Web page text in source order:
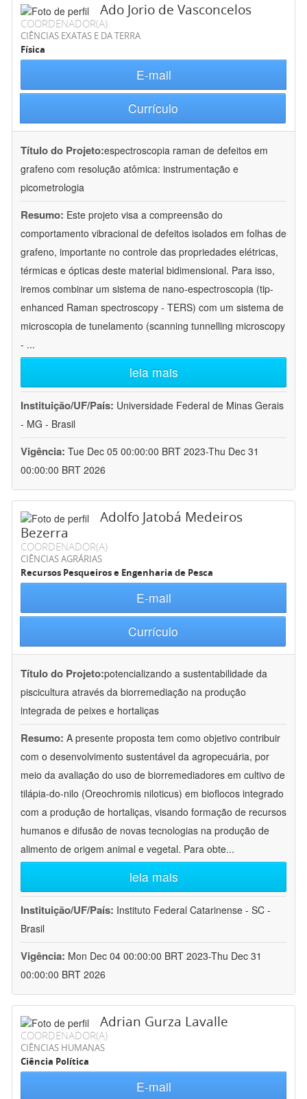
Ado Jorio de Vasconcelos
COORDENADOR(A)
CIÊNCIAS EXATAS E DA TERRA
Física
E-mail
Currículo
Título do Projeto:espectroscopia raman de defeitos em
grafeno com resolução atômica: instrumentação e
picometrologia
Resumo: Este projeto visa a compreensão do
comportamento vibracional de defeitos isolados em folhas de
grafeno, importante no controle das propriedades elétricas,
térmicas e ópticas deste material bidimensional. Para isso,
iremos combinar um sistema de nano-espectroscopia (tip-
enhanced Raman spectroscopy - TERS) com um sistema de
microscopia de tunelamento (scanning tunnelling microscopy
- ...
leia mais
Instituição/UF/País: Universidade Federal de Minas Gerais
- MG - Brasil
Vigência: Tue Dec 05 00:00:00 BRT 2023-Thu Dec 31
00:00:00 BRT 2026
Adolfo Jatobá Medeiros
Bezerra
COORDENADOR(A)
CIÊNCIAS AGRÁRIAS
Recursos Pesqueiros e Engenharia de Pesca
E-mail
Currículo
Título do Projeto:potencializando a sustentabilidade da
piscicultura através da biorremediação na produção
integrada de peixes e hortaliças
Resumo: A presente proposta tem como objetivo contribuir
com o desenvolvimento sustentável da agropecuária, por
meio da avaliação do uso de biorremediadores em cultivo de
tilápia-do-nilo (Oreochromis niloticus) em bioflocos integrado
com a produção de hortaliças, visando formação de recursos
humanos e difusão de novas tecnologias na produção de
alimento de origem animal e vegetal. Para obte...
leia mais
Instituição/UF/País: Instituto Federal Catarinense - SC -
Brasil
Vigência: Mon Dec 04 00:00:00 BRT 2023-Thu Dec 31
00:00:00 BRT 2026
Adrian Gurza Lavalle
COORDENADOR(A)
CIÊNCIAS HUMANAS
Ciência Política
E-mail